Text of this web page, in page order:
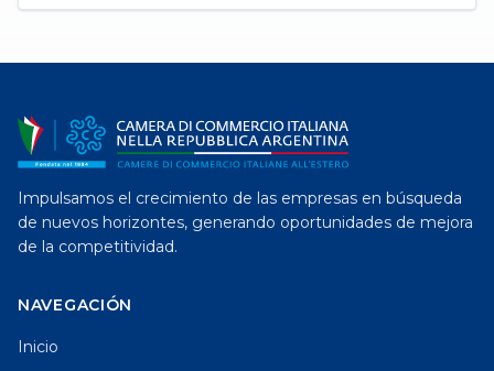
Impulsamos el crecimiento de las empresas en búsqueda
de nuevos horizontes, generando oportunidades de mejora
de la competitividad.
NAVEGACIÓN
Inicio